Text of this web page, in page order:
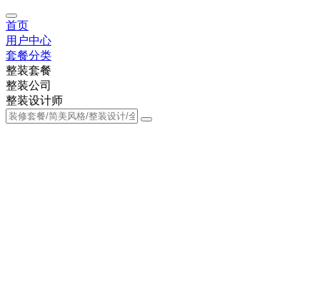
首页
用户中心
套餐分类
整装套餐
整装公司
整装设计师